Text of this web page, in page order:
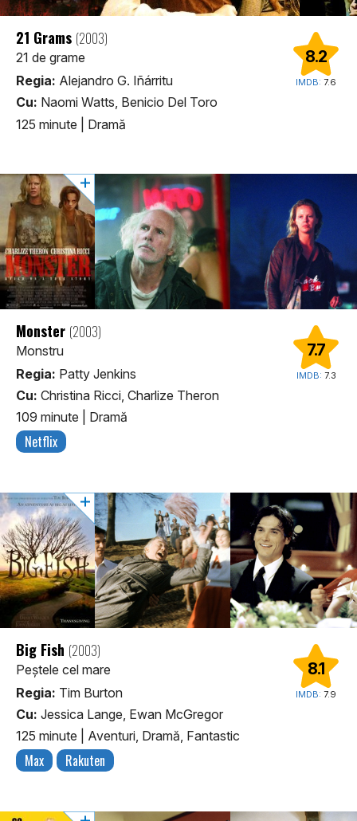
8.2
IMDB: 7.6
21 Grams (2003)
21 de grame
Regia: Alejandro G. Iñárritu
Cu: Naomi Watts, Benicio Del Toro
125 minute
Dramă
7.7
IMDB: 7.3
Monster (2003)
Monstru
Regia: Patty Jenkins
Cu: Christina Ricci, Charlize Theron
109 minute
Dramă
Netflix
8.1
IMDB: 7.9
Big Fish (2003)
Peștele cel mare
Regia: Tim Burton
Cu: Jessica Lange, Ewan McGregor
125 minute
Aventuri, Dramă, Fantastic
Max Rakuten